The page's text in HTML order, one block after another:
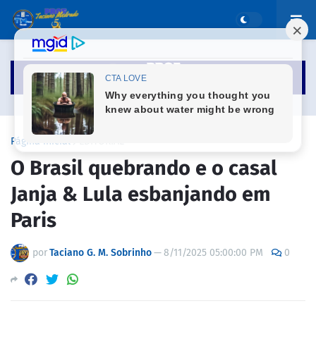
Página inicial
O Brasil quebrando e o casal
Janja & Lula esbanjando em
Paris
porTaciano G. M. Sobrinho—8/11/2025 05:00:00 PM 0